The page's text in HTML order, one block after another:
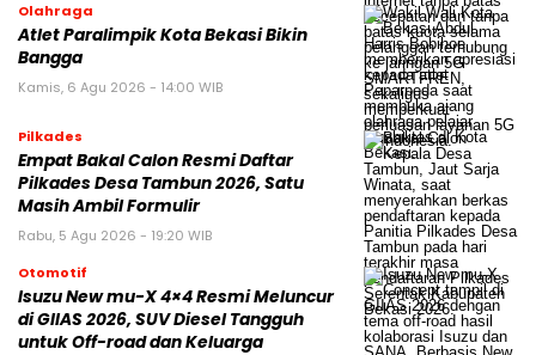
Olahraga
Atlet Paralimpik Kota Bekasi Bikin
Bangga
Kamis, 6 Agu 2026 - 14:00 WIB
Pilkades
Empat Bakal Calon Resmi Daftar
Pilkades Desa Tambun 2026, Satu
Masih Ambil Formulir
Rabu, 5 Agu 2026 - 19:20 WIB
Otomotif
Isuzu New mu-X 4×4 Resmi Meluncur
di GIIAS 2026, SUV Diesel Tangguh
untuk Off-road dan Keluarga